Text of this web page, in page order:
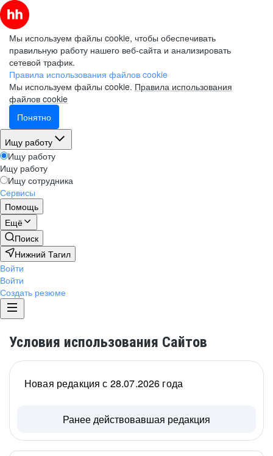
Мы используем файлы cookie, чтобы обеспечивать
правильную работу нашего веб-сайта и анализировать
сетевой трафик.
Правила использования файлов cookie
Мы используем файлы cookie. Правила использования
файлов cookie
Понятно
Ищу работу
Ищу работу
Ищу работу
Ищу сотрудника
Сервисы
Помощь
Ещё
Поиск
Нижний Тагил
Войти
Войти
Создать резюме
Условия использования Сайтов
Новая редакция с 28.07.2026 года
Ранее действовавшая редакция